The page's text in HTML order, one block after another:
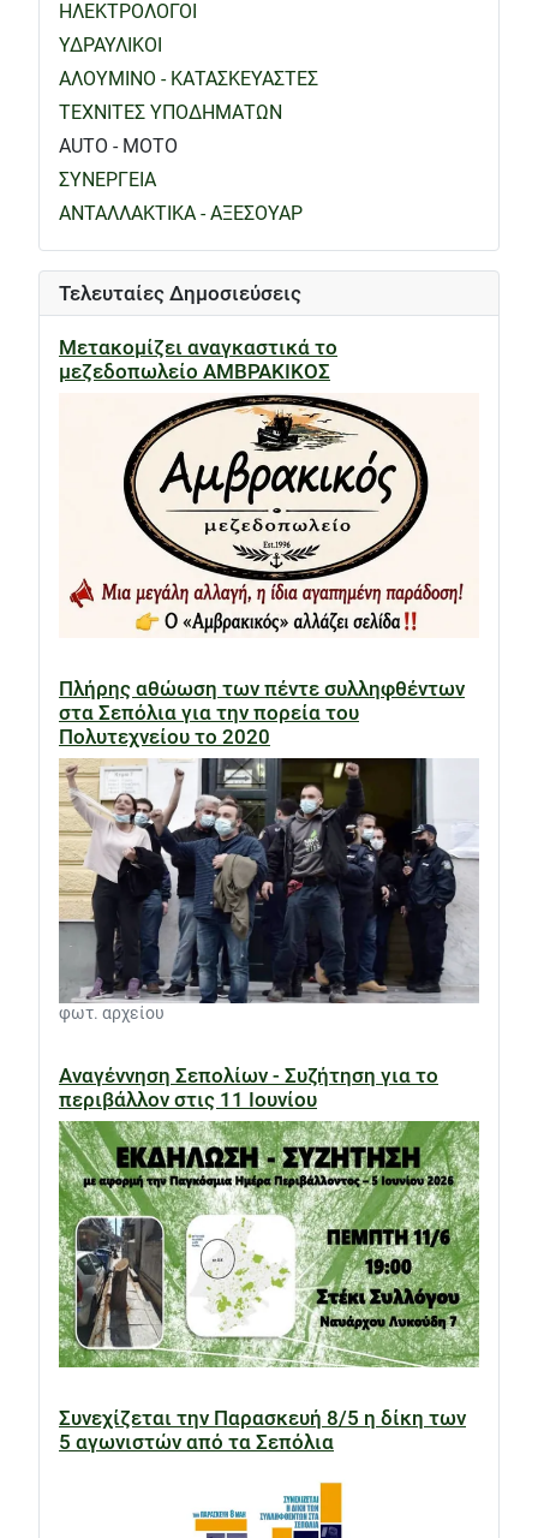
ΗΛΕΚΤΡΟΛΟΓΟΙ
ΥΔΡΑΥΛΙΚΟΙ
ΑΛΟΥΜΙΝΟ - ΚΑΤΑΣΚΕΥΑΣΤΕΣ
ΤΕΧΝΙΤΕΣ ΥΠΟΔΗΜΑΤΩΝ
AUTO - MOTO
ΣΥΝΕΡΓΕΙΑ
ΑΝΤΑΛΛΑΚΤΙΚΑ - ΑΞΕΣΟΥΑΡ
Τελευταίες Δημοσιεύσεις
Μετακομίζει αναγκαστικά το
μεζεδοπωλείο ΑΜΒΡΑΚΙΚΟΣ
Πλήρης αθώωση των πέντε συλληφθέντων
στα Σεπόλια για την πορεία του
Πολυτεχνείου το 2020
φωτ. αρχείου
Αναγέννηση Σεπολίων - Συζήτηση για το
περιβάλλον στις 11 Ιουνίου
Συνεχίζεται την Παρασκευή 8/5 η δίκη των
5 αγωνιστών από τα Σεπόλια